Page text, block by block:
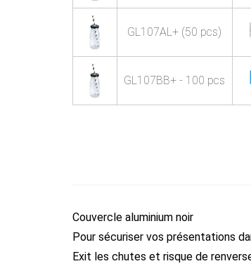
GL107AL+ (50 pcs)
GL107BB+ - 100 pcs
Couvercle aluminium noir
Pour sécuriser vos présentations
Exit les chutes et risque de